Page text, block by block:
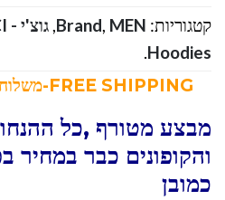
קטגוריות:
Brand, MEN
,גוצ'י - GUCCI
Hoodies
.
מבצע מטורף ,כל
והקופונים כבר במחיר
כמובן